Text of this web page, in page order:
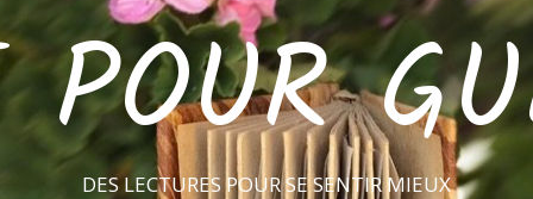
DES LECTURES POUR SE SENTIR MIEUX